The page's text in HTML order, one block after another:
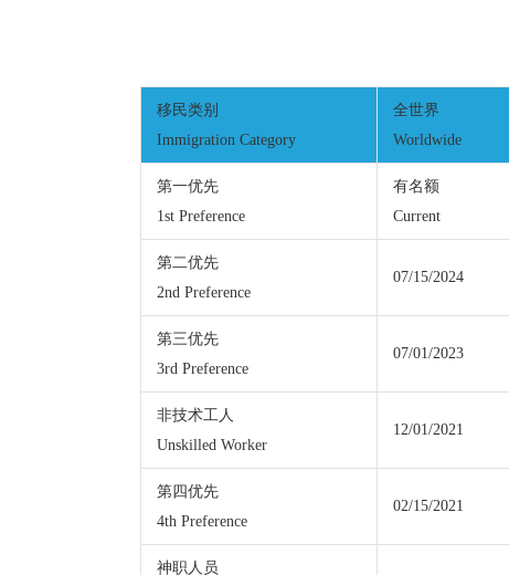
移民类别
Immigration Category
全世界
Worldwide
第一优先
1st Preference
有名额
Current
第二优先
2nd Preference
07/15/2024
第三优先
3rd Preference
07/01/2023
非技术工人
Unskilled Worker
12/01/2021
第四优先
4th Preference
02/15/2021
神职人员